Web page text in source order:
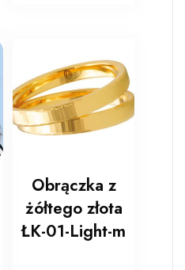
Obrączka z
żółtego złota
ŁK-01-Light-m